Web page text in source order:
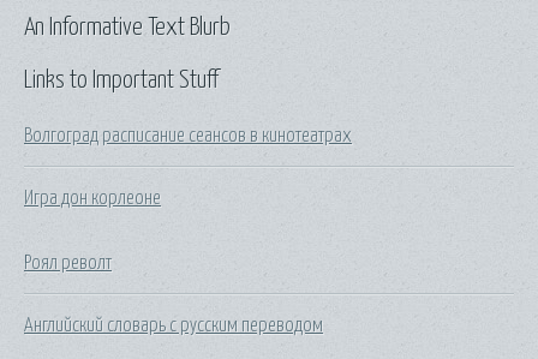
Links to Important Stuff
Волгоград расписание сеансов в кинотеатрах
Игра дон корлеоне
Роял револт
Английский словарь с русским переводом
An Informative Text Blurb